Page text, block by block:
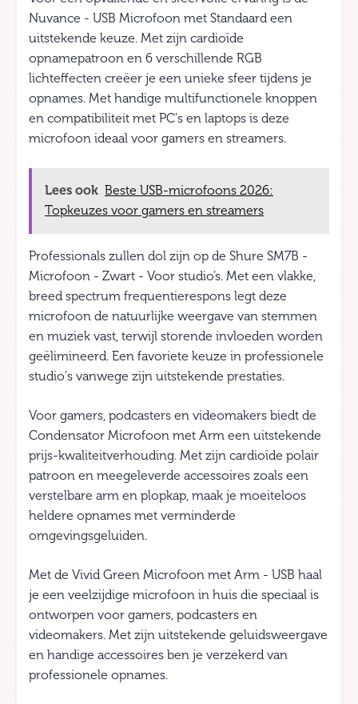
Nuvance - USB Microfoon met Standaard een
uitstekende keuze. Met zijn cardioïde
opnamepatroon en 6 verschillende RGB
lichteffecten creëer je een unieke sfeer tijdens je
opnames. Met handige multifunctionele knoppen
en compatibiliteit met PC's en laptops is deze
microfoon ideaal voor gamers en streamers.
Lees ook Beste USB-microfoons 2026:
Topkeuzes voor gamers en streamers
Professionals zullen dol zijn op de Shure SM7B -
Microfoon - Zwart - Voor studio’s. Met een vlakke,
breed spectrum frequentierespons legt deze
microfoon de natuurlijke weergave van stemmen
en muziek vast, terwijl storende invloeden worden
geëlimineerd. Een favoriete keuze in professionele
studio's vanwege zijn uitstekende prestaties.
Voor gamers, podcasters en videomakers biedt de
Condensator Microfoon met Arm een uitstekende
prijs-kwaliteitverhouding. Met zijn cardioïde polair
patroon en meegeleverde accessoires zoals een
verstelbare arm en plopkap, maak je moeiteloos
heldere opnames met verminderde
omgevingsgeluiden.
Met de Vivid Green Microfoon met Arm - USB haal
je een veelzijdige microfoon in huis die speciaal is
ontworpen voor gamers, podcasters en
videomakers. Met zijn uitstekende geluidsweergave
en handige accessoires ben je verzekerd van
professionele opnames.